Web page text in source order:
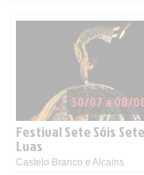
30/07 a 08/
Festival Sete Sóis Sete
Luas
Castelo Branco e Alcains